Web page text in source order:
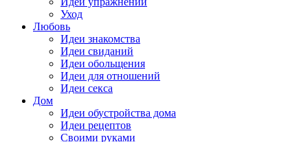
Уход
Любовь
Идеи знакомства
Идеи свиданий
Идеи обольщения
Идеи для отношений
Идеи секса
Дом
Идеи обустройства дома
Идеи рецептов
Своими руками